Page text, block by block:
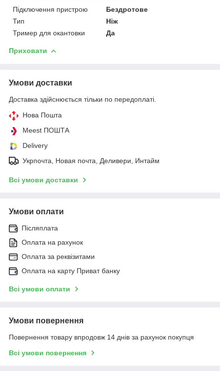
Підключення пристрою
Бездротове
Тип
Ніж
Тример для окантовки
Да
Приховати
Умови доставки
Доставка здійснюється тільки по передоплаті.
Нова Пошта
Meest ПОШТА
Delivery
Укрпочта, Новая почта, Деливери, Интайм
Всі умови доставки
Умови оплати
Післяплата
Оплата на рахунок
Оплата за реквізитами
Оплата на карту Приват банку
Всі умови оплати
Умови повернення
Повернення товару впродовж 14 днів за рахунок покупця
Всі умови повернення